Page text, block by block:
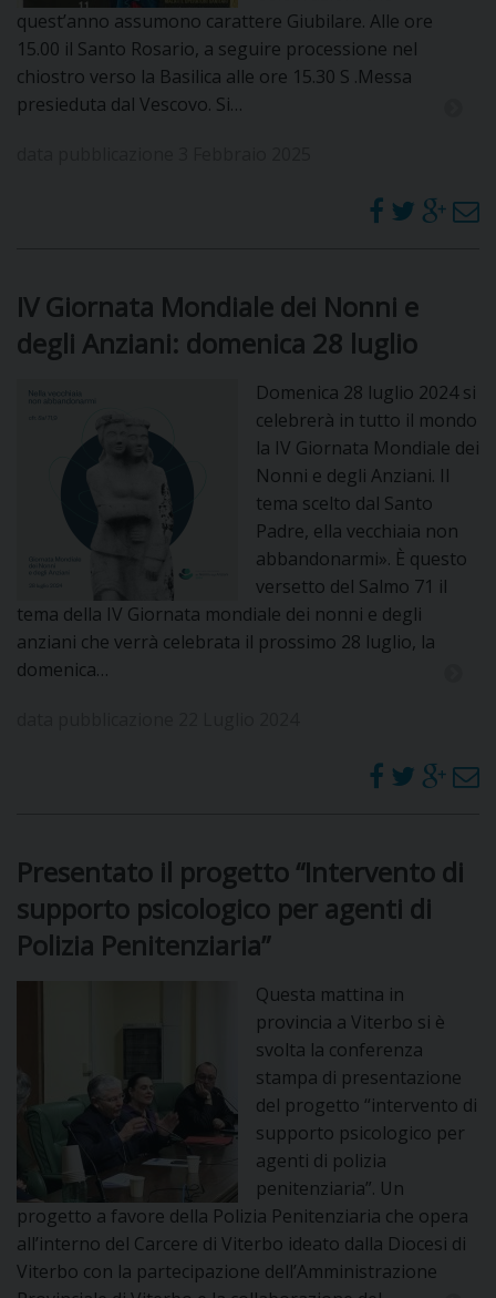
quest’anno assumono carattere Giubilare. Alle ore
15.00 il Santo Rosario, a seguire processione nel
chiostro verso la Basilica alle ore 15.30 S .Messa
presieduta dal Vescovo. Si…
IV Giornata Mondiale dei Nonni e
degli Anziani: domenica 28 luglio
Domenica 28 luglio 2024 si
celebrerà in tutto il mondo
la IV Giornata Mondiale dei
Nonni e degli Anziani. Il
tema scelto dal Santo
Padre, ella vecchiaia non
abbandonarmi». È questo
versetto del Salmo 71 il
tema della IV Giornata mondiale dei nonni e degli
anziani che verrà celebrata il prossimo 28 luglio, la
domenica…
Presentato il progetto “Intervento di
supporto psicologico per agenti di
Polizia Penitenziaria”
Questa mattina in
provincia a Viterbo si è
svolta la conferenza
stampa di presentazione
del progetto “intervento di
supporto psicologico per
agenti di polizia
penitenziaria”. Un
progetto a favore della Polizia Penitenziaria che opera
all’interno del Carcere di Viterbo ideato dalla Diocesi di
Viterbo con la partecipazione dell’Amministrazione